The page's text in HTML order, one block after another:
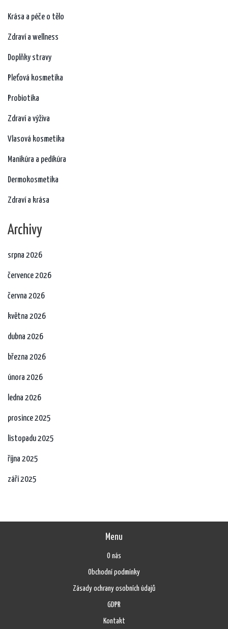
Krása a péče o tělo
Zdraví a wellness
Doplňky stravy
Pleťová kosmetika
Probiotika
Zdraví a výživa
Vlasová kosmetika
Manikúra a pedikúra
Dermokosmetika
Zdraví a krása
Archivy
srpna 2026
července 2026
června 2026
května 2026
dubna 2026
března 2026
února 2026
ledna 2026
prosince 2025
listopadu 2025
října 2025
září 2025
Menu
O nás
Obchodní podmínky
Zásady ochrany osobních údajů
GDPR
Kontakt